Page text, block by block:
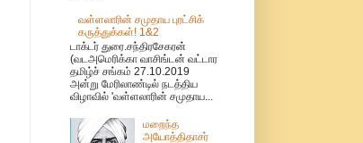
வள்ளலாரின் சமுதாய புரட்சிக்
கருத்துக்கள்! 1&2
டாக்டர் துரை.சந்திரசேகரன்
(வடஅமெரிக்கா வாசிங்டன் வட்டார
தமிழ்ச் சங்கம் 27.10.2019
அன்று மேரிலாண்டில் நடத்திய
விழாவில் 'வள்ளலாரின் சமுதாய...
மறைந்த
அயோத்திதாசர்